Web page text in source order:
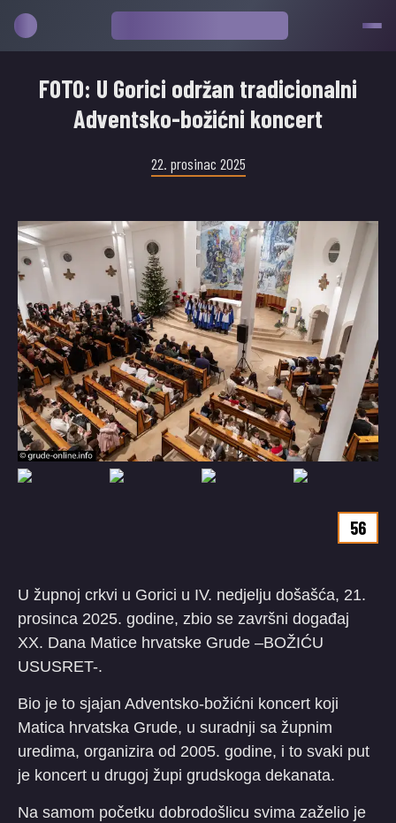
FOTO: U Gorici održan tradicionalni
Adventsko-božićni koncert
22. prosinac 2025
56
U župnoj crkvi u Gorici u IV. nedjelju došašća, 21.
prosinca 2025. godine, zbio se završni događaj
XX. Dana Matice hrvatske Grude –BOŽIĆU
USUSRET-.
Bio je to sjajan Adventsko-božićni koncert koji
Matica hrvatska Grude, u suradnji sa župnim
uredima, organizira od 2005. godine, i to svaki put
je koncert u drugoj župi grudskoga dekanata.
Na samom početku dobrodošlicu svima zaželio je